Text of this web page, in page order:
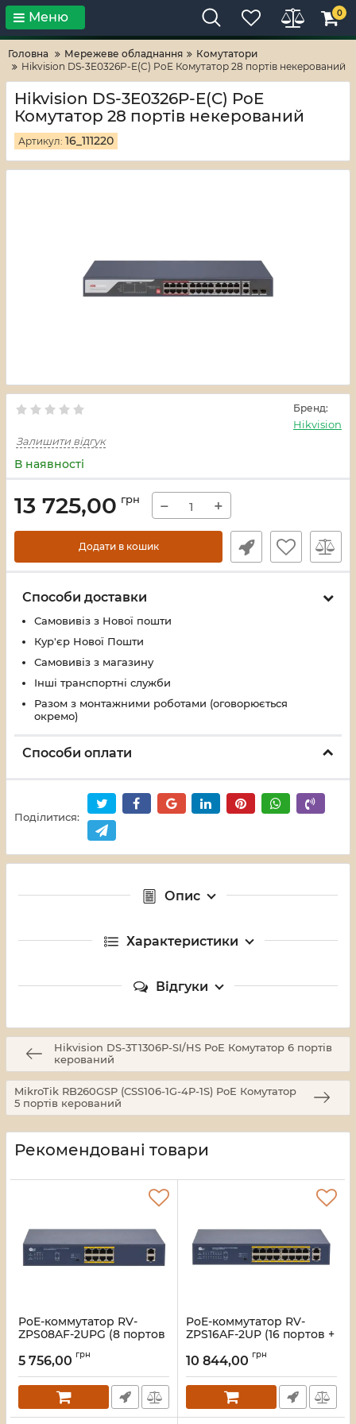
Тільки високі технології! RV-ZAFT
Меню 0
Головна Мережеве обладнання
Комутатори
Hikvision DS-3E0326P-E(C) PoE Комутатор 28 портів некерований
Hikvision DS-3E0326P-E(C) PoE
Комутатор 28 портів некерований
Артикул: 16_111220
Бренд:
Hikvision
Залишити відгук
В наявності
13 725,00 грн − +
Додати в кошик
Способи доставки
Самовивіз з Нової пошти
Кур'єр Нової Пошти
Самовивіз з магазину
Інші транспортні служби
Разом з монтажними роботами (оговорюється
окремо)
Способи оплати
Поділитися:
Опис
Характеристики
Відгуки
Hikvision DS-3T1306P-SI/HS PoE Комутатор 6 портів
керований
MikroTik RB260GSP (CSS106-1G-4P-1S) PoE Комутатор
5 портів керований
Рекомендовані товари
PoE-коммутатор RV-
ZPS08AF-2UPG (8 портов
Артикул:A000279
5 756,00 грн
PoE-коммутатор RV-
ZPS16AF-2UP (16 портов +
Артикул:A000278
10 844,00 грн